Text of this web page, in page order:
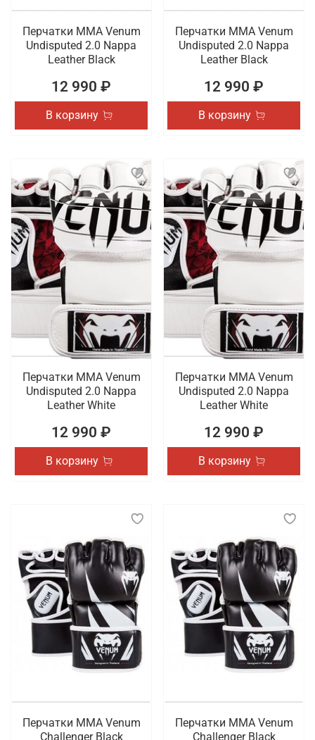
Перчатки ММА Venum
Undisputed 2.0 Nappa
Leather Black
12 990 ₽
В корзину
Перчатки ММА Venum
Undisputed 2.0 Nappa
Leather Black
12 990 ₽
В корзину
Перчатки ММА Venum
Undisputed 2.0 Nappa
Leather White
12 990 ₽
В корзину
Перчатки ММА Venum
Undisputed 2.0 Nappa
Leather White
12 990 ₽
В корзину
Перчатки ММА Venum
Challenger Black
Перчатки ММА Venum
Challenger Black